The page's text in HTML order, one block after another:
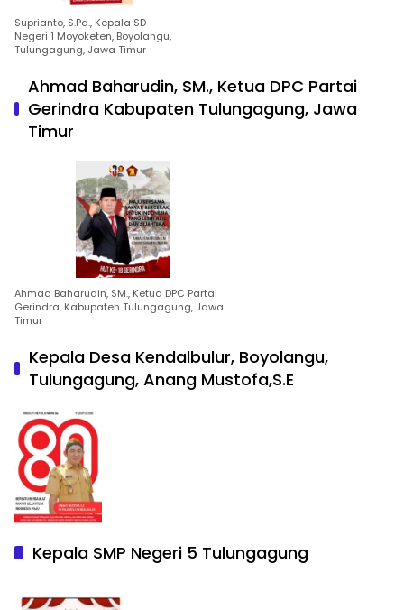
Suprianto, S.Pd., Kepala SD
Negeri 1 Moyoketen, Boyolangu,
Tulungagung, Jawa Timur
Ahmad Baharudin, SM., Ketua DPC Partai
Gerindra Kabupaten Tulungagung, Jawa
Timur
Ahmad Baharudin, SM., Ketua DPC Partai
Gerindra, Kabupaten Tulungagung, Jawa
Timur
Kepala Desa Kendalbulur, Boyolangu,
Tulungagung, Anang Mustofa,S.E
Kepala SMP Negeri 5 Tulungagung